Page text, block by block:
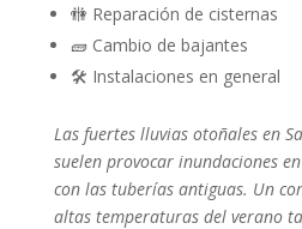
🚻 Reparación de cisternas
🧱 Cambio de bajantes
🛠️ Instalaciones en general
Las fuertes lluvias otoñales en
suelen provocar inundaciones
con las tuberías antiguas. Un
altas temperaturas del verano